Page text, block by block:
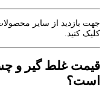
جهت بازدید از سایر
کلیک کنید.
قیمت غلط گیر و
است؟